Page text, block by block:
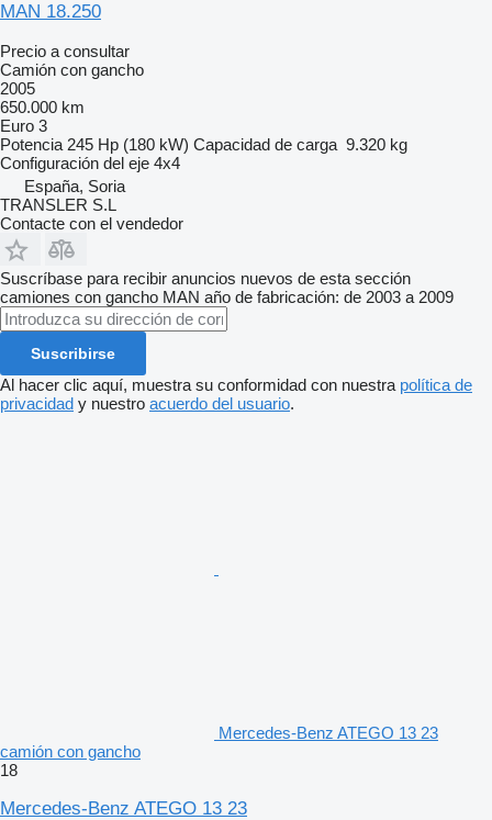
MAN 18.250
Precio a consultar
Camión con gancho
2005
650.000 km
Euro 3
Potencia 245 Hp (180 kW) Capacidad de carga 9.320 kg
Configuración del eje 4x4
España, Soria
TRANSLER S.L
Contacte con el vendedor
Suscríbase para recibir anuncios nuevos de esta sección
camiones con gancho MAN año de fabricación: de 2003 a 2009
Suscribirse
Al hacer clic aquí, muestra su conformidad con nuestra política de
privacidad y nuestro acuerdo del usuario.
Mercedes-Benz ATEGO 13 23
camión con gancho
18
Mercedes-Benz ATEGO 13 23